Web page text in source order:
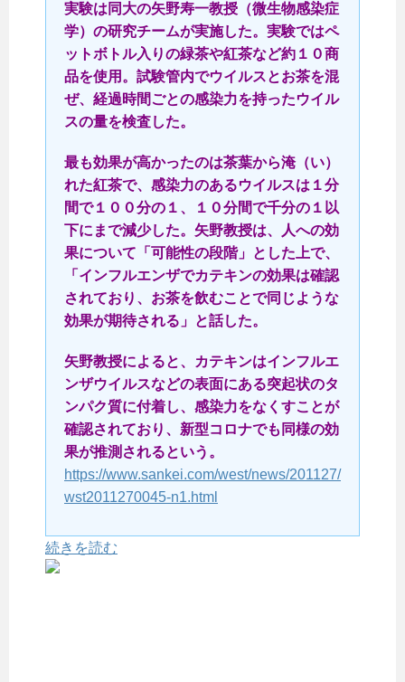
実験は同大の矢野寿一教授（微生物感染症
学）の研究チームが実施した。実験ではペ
ットボトル入りの緑茶や紅茶など約１０商
品を使用。試験管内でウイルスとお茶を混
ぜ、経過時間ごとの感染力を持ったウイル
スの量を検査した。
最も効果が高かったのは茶葉から淹（い）
れた紅茶で、感染力のあるウイルスは１分
間で１００分の１、１０分間で千分の１以
下にまで減少した。矢野教授は、人への効
果について「可能性の段階」とした上で、
「インフルエンザでカテキンの効果は確認
されており、お茶を飲むことで同じような
効果が期待される」と話した。
矢野教授によると、カテキンはインフルエ
ンザウイルスなどの表面にある突起状のタ
ンパク質に付着し、感染力をなくすことが
確認されており、新型コロナでも同様の効
果が推測されるという。
https://www.sankei.com/west/news/201127/
wst2011270045-n1.html
続きを読む